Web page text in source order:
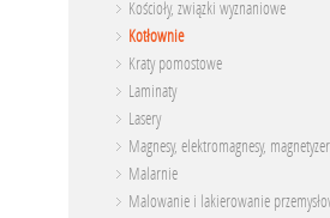
Kościoły, związki wyznaniowe
Kotłownie
Kraty pomostowe
Laminaty
Lasery
Magnesy, elektromagnesy,
Malarnie
Malowanie i lakierowanie